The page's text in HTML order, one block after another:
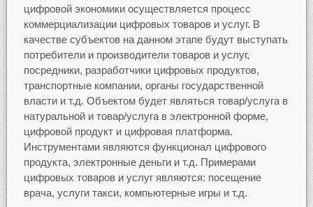
цифровой экономики осуществляется процесс
коммерциализации цифровых товаров и услуг. В
качестве субъектов на данном этапе будут выступать
потребители и производители товаров и услуг,
посредники, разработчики цифровых продуктов,
транспортные компании, органы государственной
власти и т.д. Объектом будет являться товар/услуга в
натуральной и товар/услуга в электронной форме,
цифровой продукт и цифровая платформа.
Инструментами являются функционал цифрового
продукта, электронные деньги и т.д. Примерами
цифровых товаров и услуг являются: посещение
врача, услуги такси, компьютерные игры и т.д.